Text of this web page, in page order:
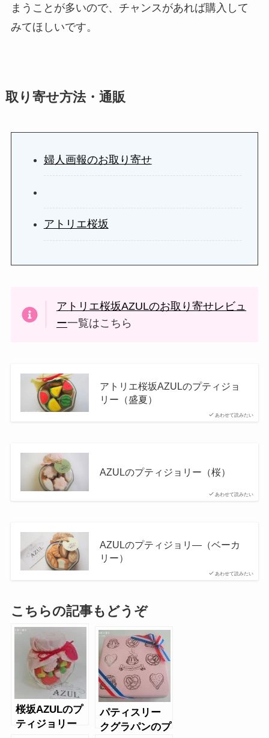
まうことが多いので、チャンスがあれば購入して
みてほしいです。
取り寄せ方法・通販
婦人画報のお取り寄せ
アトリエ桜坂
アトリエ桜坂AZULのお取り寄せレビュ
ー一覧はこちら
あわせて読みたい
アトリエ桜坂AZULのプティジョ
リー（盛夏）
あわせて読みたい
AZULのプティジョリー（桜）
あわせて読みたい
AZULのプティジョリ―（ベーカ
リー）
こちらの記事もどうぞ
桜坂AZULのプ
ティジョリー
パティスリー
クグラパンのプ